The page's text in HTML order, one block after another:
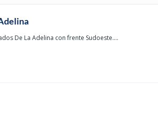
De La Adelina con frente Sudoeste....